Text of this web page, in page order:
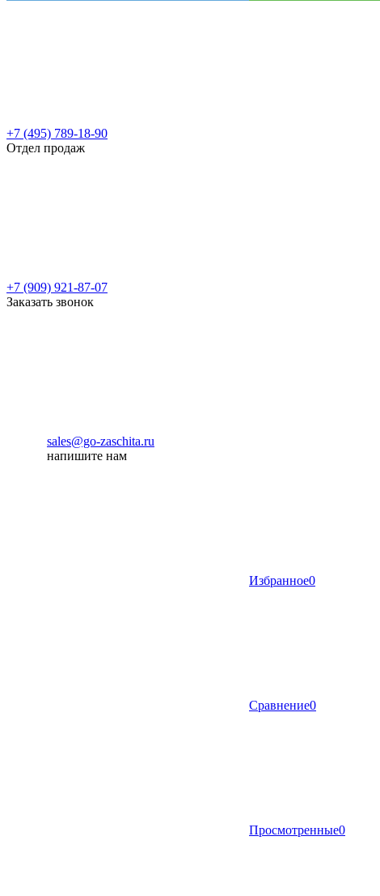
+7 (495) 789-18-90
Отдел продаж
+7 (909) 921-87-07
Заказать звонок
sales@go-zaschita.ru
напишите нам
Избранное0
Сравнение0
Просмотренные0